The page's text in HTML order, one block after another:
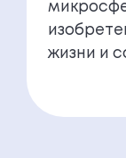
жизни и